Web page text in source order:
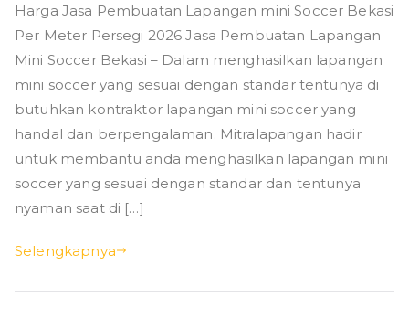
Harga Jasa Pembuatan Lapangan mini Soccer Bekasi
Per Meter Persegi 2026 Jasa Pembuatan Lapangan
Mini Soccer Bekasi – Dalam menghasilkan lapangan
mini soccer yang sesuai dengan standar tentunya di
butuhkan kontraktor lapangan mini soccer yang
handal dan berpengalaman. Mitralapangan hadir
untuk membantu anda menghasilkan lapangan mini
soccer yang sesuai dengan standar dan tentunya
nyaman saat di […]
Selengkapnya